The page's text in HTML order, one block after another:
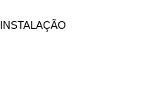
INSTALAÇÃO